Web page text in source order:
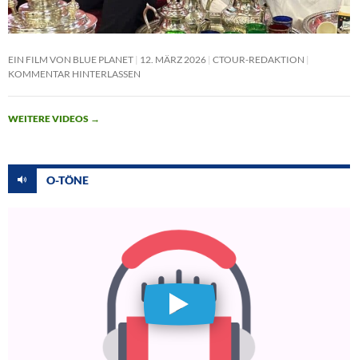
EIN FILM VON BLUE PLANET 12. MÄRZ 2026 CTOUR-REDAKTION
KOMMENTAR HINTERLASSEN
WEITERE VIDEOS →
O-TÖNE